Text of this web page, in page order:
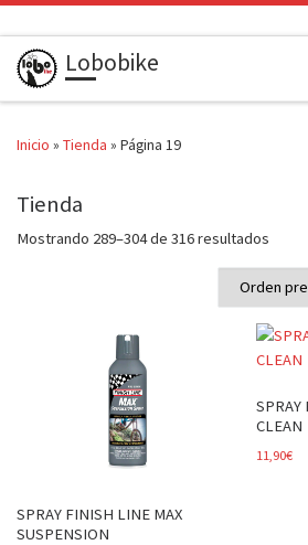
Saltar al contenido
Lobobike
Inicio » Tienda » Página 19
Tienda
Mostrando 289–304 de 316 resultados
SPRAY FINISH LINE MAX
SUSPENSION
SPRAY
CLEAN
11,90€